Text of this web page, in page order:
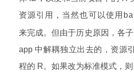
资源引用，当然也可以使用
来完成。但由于历史原因，各
app 中解耦独立出去的，资源
程的 R。如果改为标准模式，